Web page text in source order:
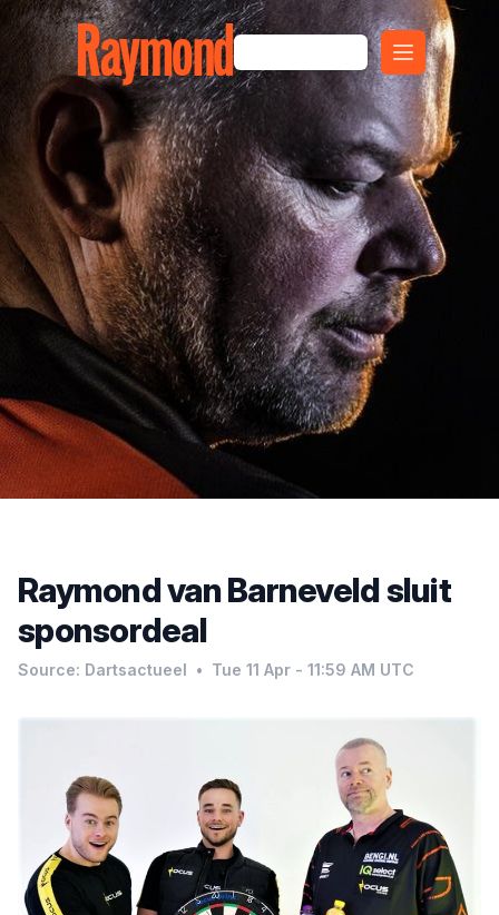
Raymond
Raymond van Barneveld sluit
sponsordeal
Source: Dartsactueel • Tue 11 Apr - 11:59 AM UTC